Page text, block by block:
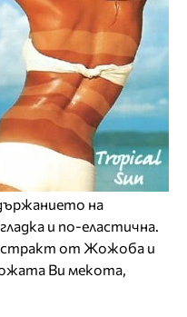
на
и по-еластична.
от Жожоба и
Ви мекота,